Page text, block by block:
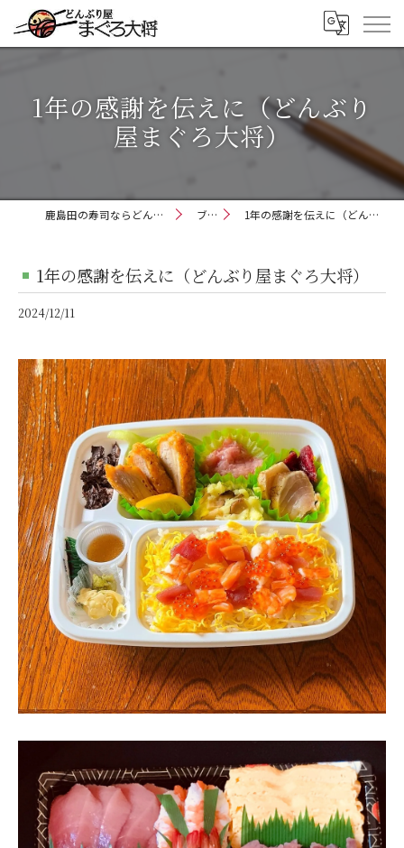
1年の感謝を伝えに（どんぶり
屋まぐろ大将）
鹿島田の寿司ならどんぶり屋まぐろ大将 ブログ 1年の感謝を伝えに（どんぶり屋まぐろ大将）
1年の感謝を伝えに（どんぶり屋まぐろ大将）
2024/12/11